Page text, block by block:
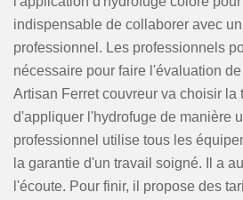
indispensable de collaborer avec
professionnel. Les professionnels
nécessaire pour faire l'évaluation
Artisan Ferret couvreur va choisir la
d'appliquer l'hydrofuge de manière
professionnel utilise tous les
la garantie d'un travail soigné. Il a
l'écoute. Pour finir, il propose des